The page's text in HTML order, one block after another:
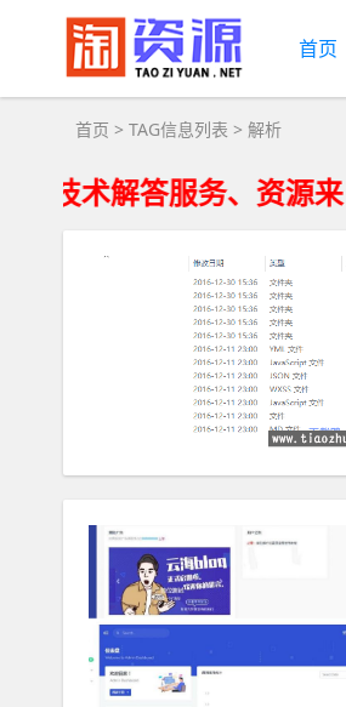
首页
首页 > TAG信息列表 > 解析
解答服务、资源来自